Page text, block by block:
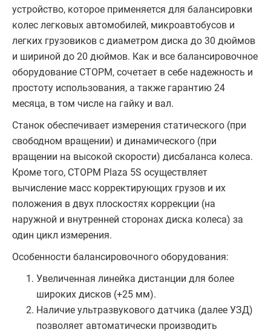
устройство, которое применяется для балансировки
колес легковых автомобилей, микроавтобусов и
легких грузовиков с диаметром диска до 30 дюймов
и шириной до 20 дюймов. Как и все балансировочное
оборудование СТОРМ, сочетает в себе надежность и
простоту использования, а также гарантию 24
месяца, в том числе на гайку и вал.
Станок обеспечивает измерения статического (при
свободном вращении) и динамического (при
вращении на высокой скорости) дисбаланса колеса.
Кроме того, СТОРМ Plaza 5S осуществляет
вычисление масс корректирующих грузов и их
положения в двух плоскостях коррекции (на
наружной и внутренней сторонах диска колеса) за
один цикл измерения.
Особенности балансировочного оборудования:
Увеличенная линейка дистанции для более
широких дисков (+25 мм).
Наличие ультразвукового датчика (далее УЗД)
позволяет автоматически производить